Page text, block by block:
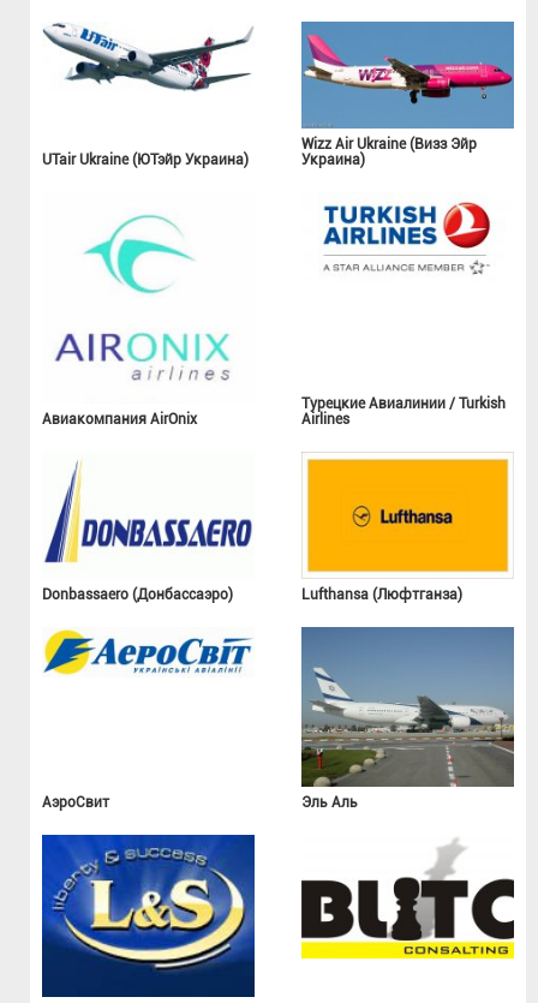
UTair Ukraine (ЮТэйр Украина)
Wizz Air Ukraine (Визз Эйр
Украина)
Авиакомпания AirOnix
Турецкие Авиалинии / Turkish
Airlines
Donbassaero (Донбассаэро) Lufthansa (Люфтганза)
АэроСвит Эль Аль